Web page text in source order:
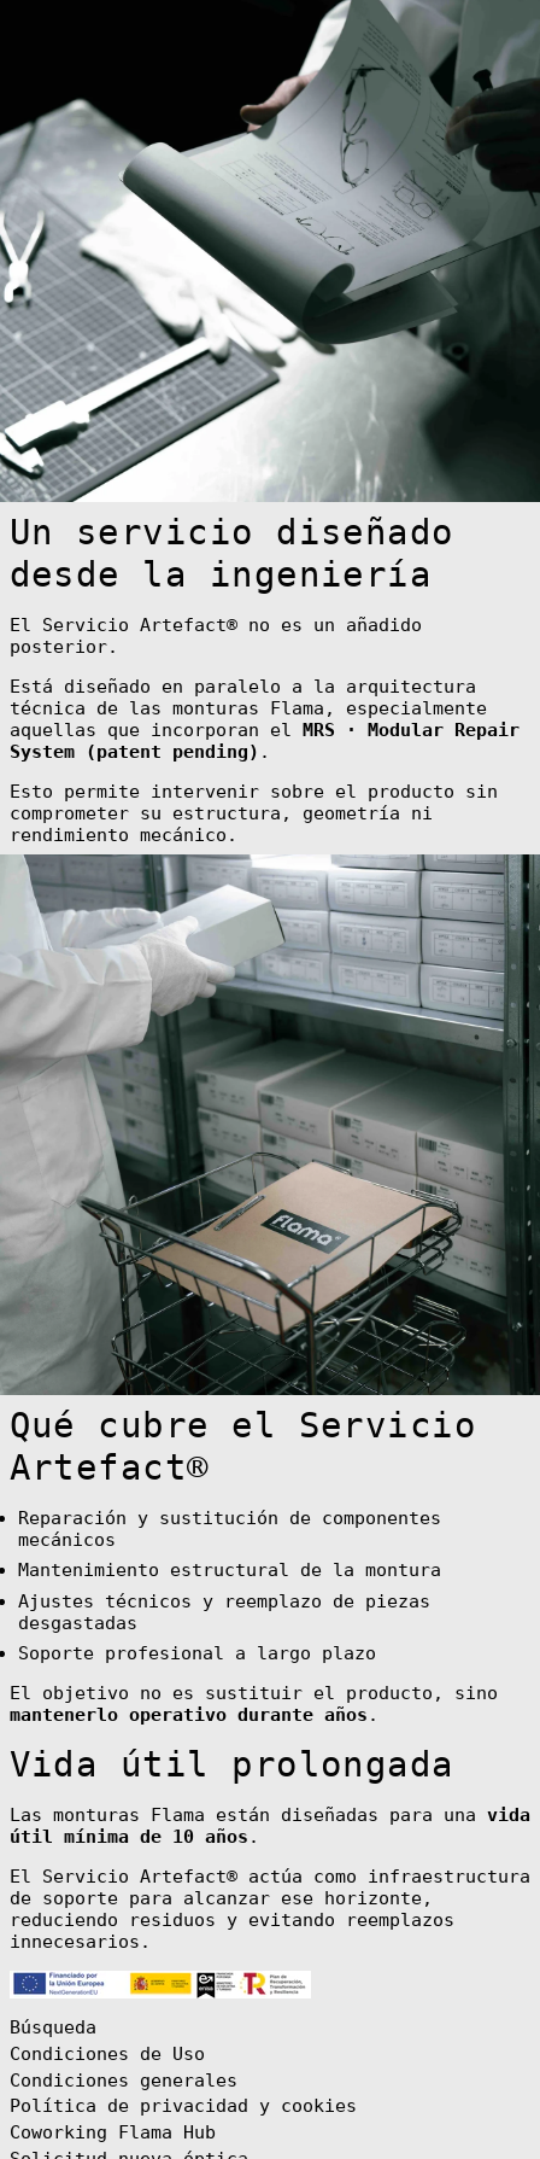
Un servicio diseñado
desde la ingeniería
El Servicio Artefact® no es un añadido
posterior.
Está diseñado en paralelo a la arquitectura
técnica de las monturas Flama, especialmente
aquellas que incorporan el MRS · Modular Repair
System (patent pending) .
Esto permite intervenir sobre el producto sin
comprometer su estructura, geometría ni
rendimiento mecánico.
Qué cubre el Servicio
Artefact®
Reparación y sustitución de componentes
mecánicos
Mantenimiento estructural de la montura
Ajustes técnicos y reemplazo de piezas
desgastadas
Soporte profesional a largo plazo
El objetivo no es sustituir el producto, sino
mantenerlo operativo durante años .
Vida útil prolongada
Las monturas Flama están diseñadas para una vida
útil mínima de 10 años .
El Servicio Artefact® actúa como infraestructura
de soporte para alcanzar ese horizonte,
reduciendo residuos y evitando reemplazos
innecesarios.
Búsqueda
Condiciones de Uso
Condiciones generales
Política de privacidad y cookies
Coworking Flama Hub
Afganistán (AFN
؋)
Albania (ALL L)
Alemania (EUR
€)
Andorra (EUR €)
Angola (EUR €)
Antigua y
Barbuda (XCD $)
Arabia Saudí
Argelia (DZD
€)
Armenia (AMD
դր.)
Aruba (AWG ƒ)
Australia (AUD
$)
Austria (EUR €)
Azerbaiyán (AZN
Bahamas (BSD $)
Bangladés (BDT
৳)
Barbados (BBD
Baréin (EUR €)
Bélgica (EUR €)
Belice (BZD $)
Benín (XOF Fr)
Bermudas (USD
Bielorrusia
(EUR €)
Bolivia (BOB
Bs.)
Bosnia y
Herzegovina
(BAM КМ)
Botsuana (BWP
P)
Brasil (EUR €)
Brunéi (BND $)
Bulgaria (EUR
€)
(XOF Fr)
Cabo Verde (CVE
$)
Camerún (XAF
CFA)
Caribe
Chequia (CZK
Kč)
Chile (EUR €)
Chipre (EUR €)
Vaticano (EUR
€)
Colombia (EUR
€)
Comoras (KMF